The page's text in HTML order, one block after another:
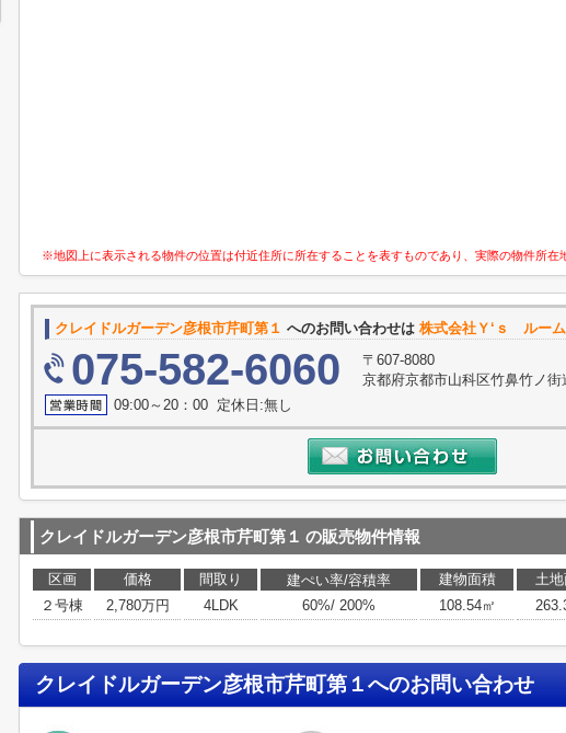
※地図上に表示される物件の位置は付近住所に所在することを表すものであり、実際の物件所在
クレイドルガーデン彦根市芹町第１ へのお問い合わせは 株式会社Ｙ‘ｓ ルー
075-582-6060
〒607-8080
京都府京都市山科区竹鼻竹ノ
09:00～20：00 定休日:無し
クレイドルガーデン彦根市芹町第１ の販売物件情報
区画 価格 間取り 建ぺい率/容積率 建物面積 土
２号棟
2,780万円 4LDK 60%/ 200% 108.54㎡
クレイドルガーデン彦根市芹町第１へのお問い合わせ